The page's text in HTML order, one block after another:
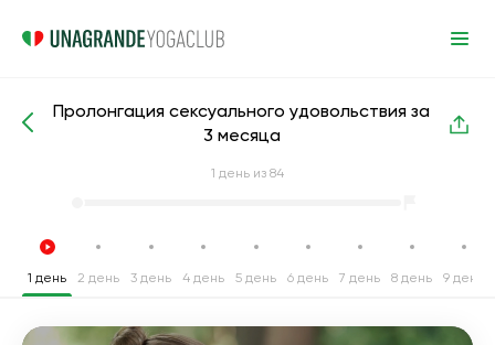
Интенсивные курсы йоги Секс
Пролонгация сексуального удовольствия за
3 месяца
1 день из 84
1 день 2 день 3 день 4 день 5 день 6 день 7 день 8 день 9 день